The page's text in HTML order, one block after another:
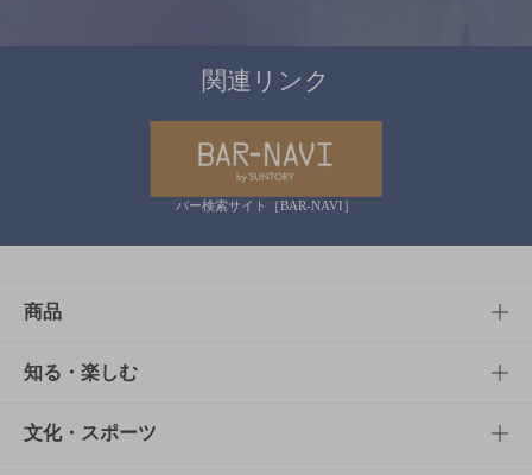
関連リンク
バー検索サイト［BAR-NAVI］
商品
商品TOP
商品一覧
知る・楽しむ
知る・楽しむTOP
文化・スポーツ